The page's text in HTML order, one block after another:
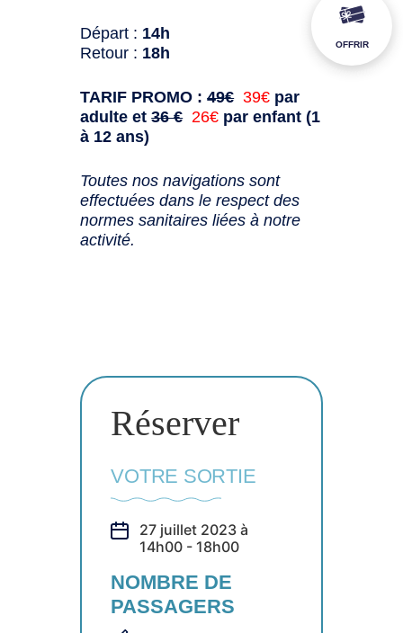
Départ : 14h
Retour : 18h
TARIF PROMO :49€ 39€ par
adulte et36 € 26€ par enfant (1
à 12 ans)
Toutes nos navigations sont
effectuées dans le respect des
normes sanitaires liées à notre
activité.
Réserver
VOTRE SORTIE
27 juillet 2023 à
14h00 - 18h00
NOMBRE DE
PASSAGERS
OFFRIR